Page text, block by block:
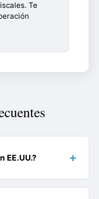
Te
EE.UU.?